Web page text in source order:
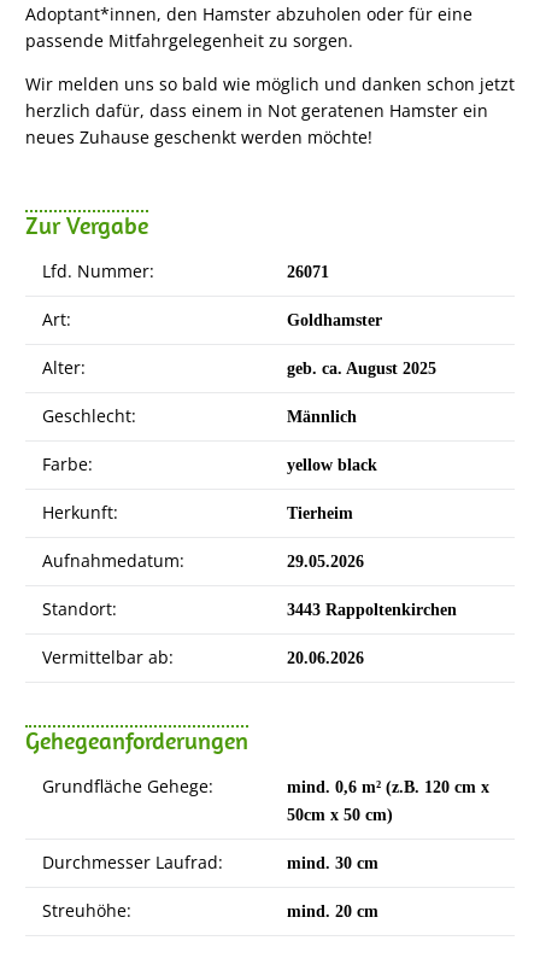
Adoptant*innen, den Hamster abzuholen oder für eine
passende Mitfahrgelegenheit zu sorgen.
Wir melden uns so bald wie möglich und danken schon jetzt
herzlich dafür, dass einem in Not geratenen Hamster ein
neues Zuhause geschenkt werden möchte!
Zur Vergabe
Lfd. Nummer: 26071
Art: Goldhamster
Alter: geb. ca. August 2025
Geschlecht: Männlich
Farbe: yellow black
Herkunft: Tierheim
Aufnahmedatum: 29.05.2026
Standort: 3443 Rappoltenkirchen
Vermittelbar ab: 20.06.2026
Gehegeanforderungen
Grundfläche Gehege:
mind. 0,6 m² (z.B. 120 cm x
50cm x 50 cm)
Durchmesser Laufrad: mind. 30 cm
Streuhöhe: mind. 20 cm